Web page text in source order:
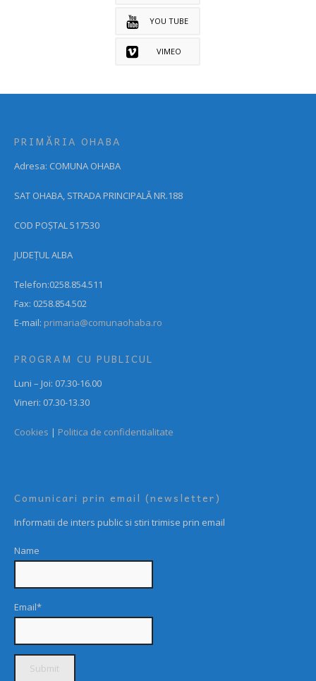
YOU TUBE
VIMEO
PRIMĂRIA OHABA
Adresa: COMUNA OHABA
SAT OHABA, STRADA PRINCIPALĂ NR.188
COD POȘTAL 517530
JUDEȚUL ALBA
Telefon:0258.854.511
Fax: 0258.854.502
E-mail: primaria@comunaohaba.ro
PROGRAM CU PUBLICUL
Luni – Joi: 07.30-16.00
Vineri: 07.30-13.30
Cookies | Politica de confidentialitate
Comunicari prin email (newsletter)
Informatii de inters public si stiri trimise prin email
Name
Email*